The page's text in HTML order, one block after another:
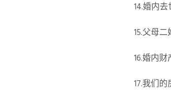
14.婚内
15.父母
16.婚内
17.我们